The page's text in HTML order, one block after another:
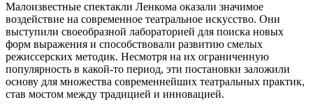
Малоизвестные спектакли Ленкома оказали значимое
воздействие на современное театральное искусство. Они
выступили своеобразной лабораторией для поиска новых
форм выражения и способствовали развитию смелых
режиссерских методик. Несмотря на их ограниченную
популярность в какой-то период, эти постановки заложили
основу для множества современнейших театральных практик,
став мостом между традицией и инновацией.